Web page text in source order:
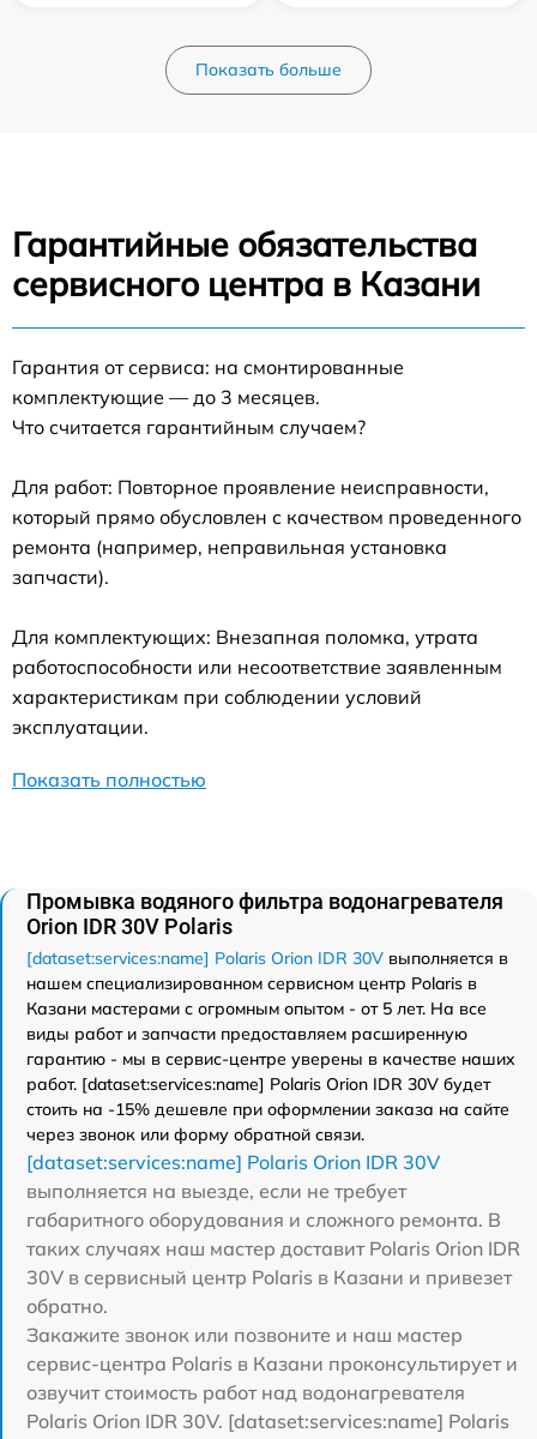
Показать больше
Гарантийные обязательства
сервисного центра в Казани
Гарантия от сервиса: на смонтированные
комплектующие — до 3 месяцев.
Что считается гарантийным случаем?
Для работ: Повторное проявление неисправности,
который прямо обусловлен с качеством проведенного
ремонта (например, неправильная установка
запчасти).
Для комплектующих: Внезапная поломка, утрата
работоспособности или несоответствие заявленным
характеристикам при соблюдении условий
эксплуатации.
Показать полностью
Промывка водяного фильтра водонагревателя
Orion IDR 30V Polaris
[dataset:services:name] Polaris Orion IDR 30V выполняется в
нашем специализированном сервисном центр Polaris в
Казани мастерами с огромным опытом - от 5 лет. На все
виды работ и запчасти предоставляем расширенную
гарантию - мы в сервис-центре уверены в качестве наших
работ. [dataset:services:name] Polaris Orion IDR 30V будет
стоить на -15% дешевле при оформлении заказа на сайте
через звонок или форму обратной связи.
[dataset:services:name] Polaris Orion IDR 30V
выполняется на выезде, если не требует
габаритного оборудования и сложного ремонта. В
таких случаях наш мастер доставит Polaris Orion IDR
30V в сервисный центр Polaris в Казани и привезет
обратно.
Закажите звонок или позвоните и наш мастер
сервис-центра Polaris в Казани проконсультирует и
озвучит стоимость работ над водонагревателя
Polaris Orion IDR 30V. [dataset:services:name] Polaris